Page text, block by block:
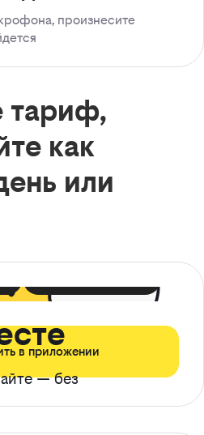
произнесите
тариф,
как
или
— без
в приложении